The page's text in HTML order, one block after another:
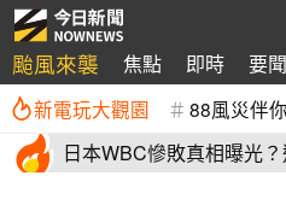
颱風來襲 焦點 即時 要聞
新電玩大觀園 88風災伴
日本WBC慘敗真相曝光